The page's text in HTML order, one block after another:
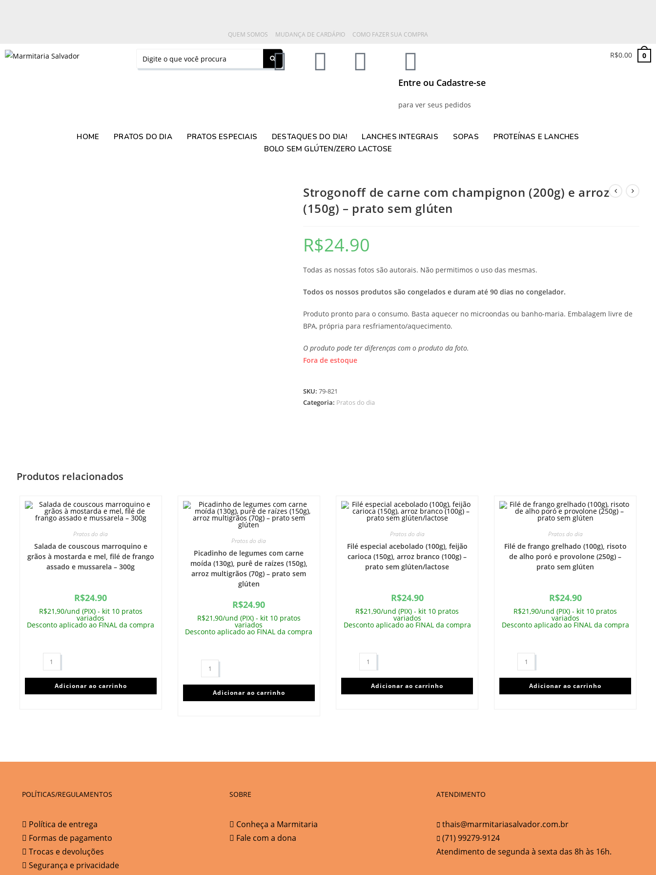
QUEM SOMOS MUDANÇA DE CARDÁPIO COMO FAZER SUA COMPRA
Entre ou Cadastre-se
para ver seus pedidos
R$0.00 0
HOME PRATOS DO DIA PRATOS ESPECIAIS DESTAQUES DO DIA! LANCHES INTEGRAIS SOPAS
PROTEÍNAS E LANCHES
BOLO SEM GLÚTEN/ZERO LACTOSE
Strogonoff de carne com champignon (200g) e arroz
(150g) – prato sem glúten
R$24.90
Todas as nossas fotos são autorais. Não permitimos o uso das mesmas.
Todos os nossos produtos são congelados e duram até 90 dias no congelador.
Produto pronto para o consumo. Basta aquecer no microondas ou banho-maria. Embalagem livre de
BPA, própria para resfriamento/aquecimento.
O produto pode ter diferenças com o produto da foto.
Fora de estoque
SKU: 79-821
Categoria: Pratos do dia
Produtos relacionados
Pratos do dia
Salada de couscous marroquino e
grãos à mostarda e mel, filé de frango
assado e mussarela – 300g
R$24.90
R$21,90/und (PIX) - kit 10 pratos
variados
Desconto aplicado ao FINAL da compra
Adicionar ao carrinho
Pratos do dia
Picadinho de legumes com carne
moída (130g), purê de raízes (150g),
arroz multigrãos (70g) – prato sem
glúten
R$24.90
R$21,90/und (PIX) - kit 10 pratos
variados
Desconto aplicado ao FINAL da compra
Adicionar ao carrinho
Pratos do dia
Filé especial acebolado (100g), feijão
carioca (150g), arroz branco (100g) –
prato sem glúten/lactose
R$24.90
R$21,90/und (PIX) - kit 10 pratos
variados
Desconto aplicado ao FINAL da compra
Adicionar ao carrinho
Pratos do dia
Filé de frango grelhado (100g), risoto
de alho poró e provolone (250g) –
prato sem glúten
R$24.90
R$21,90/und (PIX) - kit 10 pratos
variados
Desconto aplicado ao FINAL da compra
Adicionar ao carrinho
POLÍTICAS/REGULAMENTOS
Política de entrega
Formas de pagamento
Trocas e devoluções
Segurança e privacidade
SOBRE
Conheça a Marmitaria
Fale com a dona
ATENDIMENTO
thais@marmitariasalvador.com.br
(71) 99279-9124
Atendimento de segunda à sexta das 8h às 16h.